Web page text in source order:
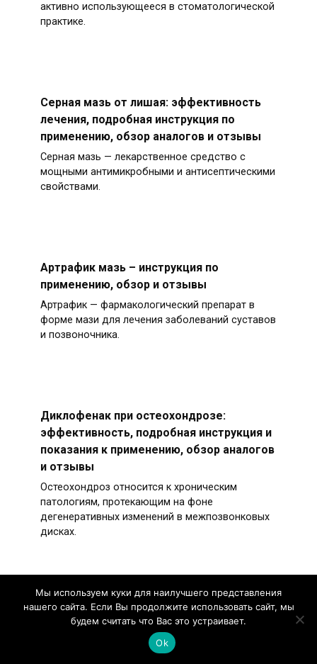
активно использующееся в стоматологической
практике.
Серная мазь от лишая: эффективность
лечения, подробная инструкция по
применению, обзор аналогов и отзывы
Серная мазь — лекарственное средство с
мощными антимикробными и антисептическими
свойствами.
Артрафик мазь – инструкция по
применению, обзор и отзывы
Артрафик — фармакологический препарат в
форме мази для лечения заболеваний суставов
и позвоночника.
Диклофенак при остеохондрозе:
эффективность, подробная инструкция и
показания к применению, обзор аналогов
и отзывы
Остеохондроз относится к хроническим
патологиям, протекающим на фоне
дегенеративных изменений в межпозвонковых
дисках.
Этот сайт не имеет никакого отношения ни к
Мы используем куки для наилучшего представления
нашего сайта. Если Вы продолжите использовать сайт, мы
будем считать что Вас это устраивает.
Ok